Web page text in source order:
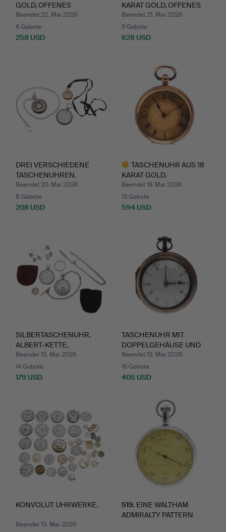
GOLD, OFFENES
ZIFFERB…
Beendet 22. Mai 2026
6 Gebote
258 USD
KARAT GOLD, OFFENES
ZIFFE…
Beendet 21. Mai 2026
9 Gebote
628 USD
DREI VERSCHIEDENE
TASCHENUHREN.
Beendet 20. Mai 2026
8 Gebote
208 USD
TASCHENUHR AUS 18
KARAT GOLD.
Beendet 19. Mai 2026
13 Gebote
594 USD
SILBERTASCHENUHR,
ALBERT-KETTE,
MANSCHETTE…
Beendet 13. Mai 2026
14 Gebote
179 USD
TASCHENUHR MIT
DOPPELGEHÄUSE UND
EMAILLEDE…
Beendet 13. Mai 2026
16 Gebote
405 USD
KONVOLUT UHRWERKE.
Beendet 13. Mai 2026
519. EINE WALTHAM
ADMIRALTY PATTERN